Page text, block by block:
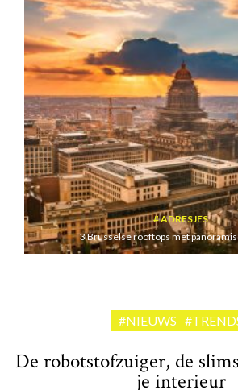
ADRESJES
3 Brusselse rooftops met
#NIEUWS
De robotstofzuiger, de
je interieur